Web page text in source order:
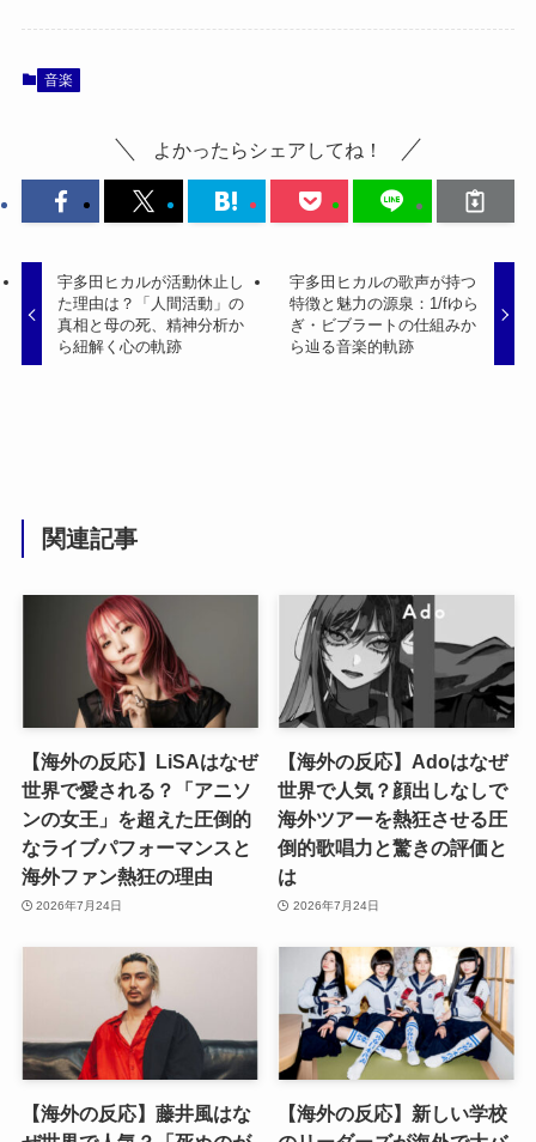
音楽
よかったらシェアしてね！
宇多田ヒカルが活動休止し
た理由は？「人間活動」の
真相と母の死、精神分析か
ら紐解く心の軌跡
宇多田ヒカルの歌声が持つ
特徴と魅力の源泉：1/fゆら
ぎ・ビブラートの仕組みか
ら辿る音楽的軌跡
関連記事
【海外の反応】LiSAはなぜ
世界で愛される？「アニソ
ンの女王」を超えた圧倒的
なライブパフォーマンスと
海外ファン熱狂の理由
2026年7月24日
【海外の反応】Adoはなぜ
世界で人気？顔出しなしで
海外ツアーを熱狂させる圧
倒的歌唱力と驚きの評価と
は
2026年7月24日
【海外の反応】藤井風はな
【海外の反応】新しい学校